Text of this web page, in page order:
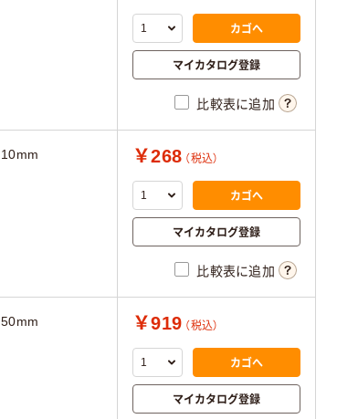
カゴへ
マイカタログ登録
比較表に追加
10mm ￥268 （税込）
カゴへ
マイカタログ登録
比較表に追加
50mm ￥919 （税込）
カゴへ
マイカタログ登録